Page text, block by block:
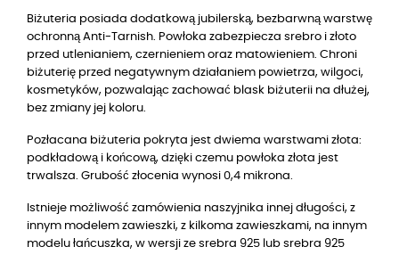
Biżuteria posiada dodatkową jubilerską, bezbarwną warstwę
ochronną Anti-Tarnish. Powłoka zabezpiecza srebro i złoto
przed utlenianiem, czernieniem oraz matowieniem. Chroni
biżuterię przed negatywnym działaniem powietrza, wilgoci,
kosmetyków, pozwalając zachować blask biżuterii na dłużej,
bez zmiany jej koloru.
Pozłacana biżuteria pokryta jest dwiema warstwami złota:
podkładową i końcową, dzięki czemu powłoka złota jest
trwalsza. Grubość złocenia wynosi 0,4 mikrona.
Istnieje możliwość zamówienia naszyjnika innej długości, z
innym modelem zawieszki, z kilkoma zawieszkami, na innym
modelu łańcuszka, w wersji ze srebra 925 lub srebra 925